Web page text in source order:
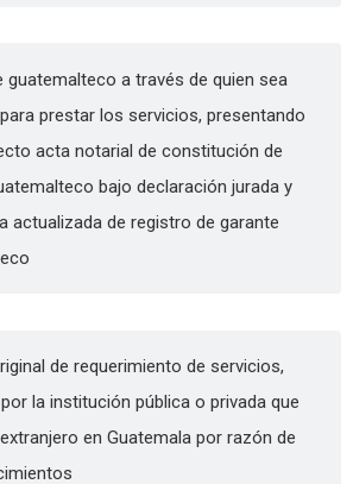
guatemalteco a través de quien sea
prestar los servicios, presentando
acta notarial de constitución de
bajo declaración jurada y
actualizada de registro de garante
de requerimiento de servicios,
la institución pública o privada que
en Guatemala por razón de